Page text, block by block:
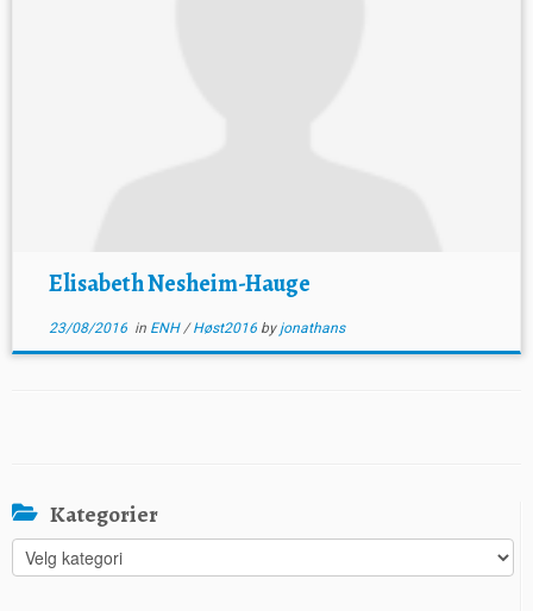
Elisabeth Nesheim-Hauge
23/08/2016in ENH/Høst2016 by jonathans
Kategorier
Kategorier